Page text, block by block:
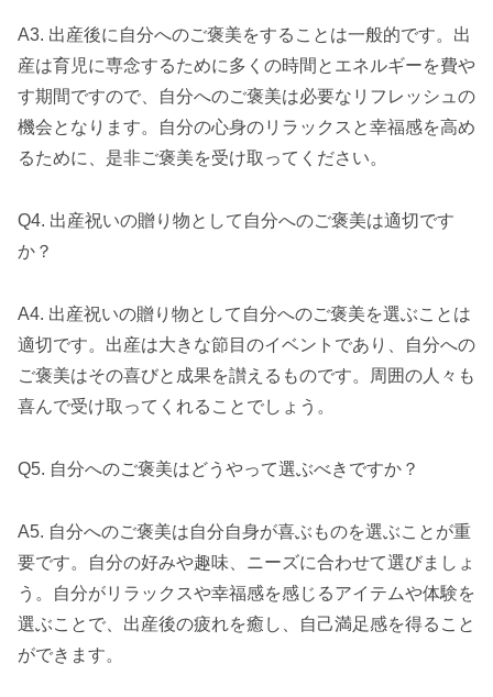
A3. 出産後に自分へのご褒美をすることは一般的です。出
産は育児に専念するために多くの時間とエネルギーを費や
す期間ですので、自分へのご褒美は必要なリフレッシュの
機会となります。自分の心身のリラックスと幸福感を高め
るために、是非ご褒美を受け取ってください。
Q4. 出産祝いの贈り物として自分へのご褒美は適切です
か？
A4. 出産祝いの贈り物として自分へのご褒美を選ぶことは
適切です。出産は大きな節目のイベントであり、自分への
ご褒美はその喜びと成果を讃えるものです。周囲の人々も
喜んで受け取ってくれることでしょう。
Q5. 自分へのご褒美はどうやって選ぶべきですか？
A5. 自分へのご褒美は自分自身が喜ぶものを選ぶことが重
要です。自分の好みや趣味、ニーズに合わせて選びましょ
う。自分がリラックスや幸福感を感じるアイテムや体験を
選ぶことで、出産後の疲れを癒し、自己満足感を得ること
ができます。